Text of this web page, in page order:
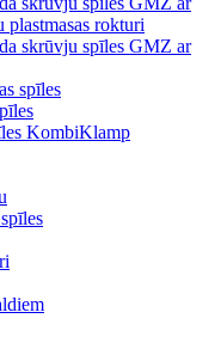
plastmasas rokturi
skrūvju spīles GMZ ar
spīles
KombiKlamp